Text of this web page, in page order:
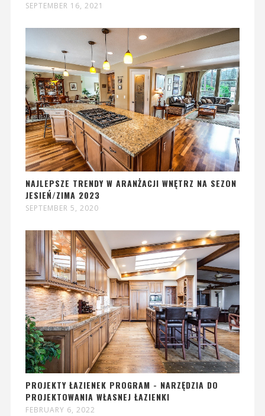
SEPTEMBER 16, 2021
NAJLEPSZE TRENDY W ARANŻACJI WNĘTRZ NA SEZON
JESIEŃ/ZIMA 2023
SEPTEMBER 5, 2020
PROJEKTY ŁAZIENEK PROGRAM - NARZĘDZIA DO
PROJEKTOWANIA WŁASNEJ ŁAZIENKI
FEBRUARY 6, 2022